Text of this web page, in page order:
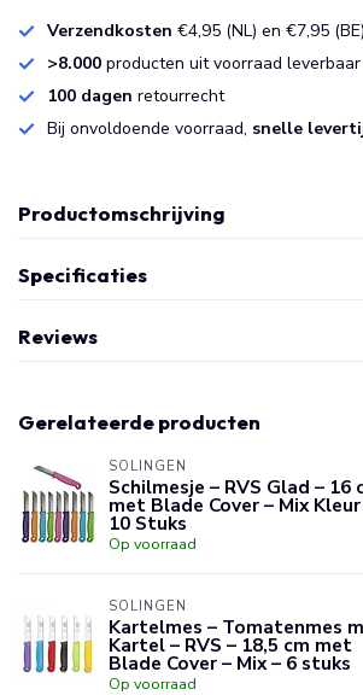
Verzendkosten €4,95 (NL) en €7,95 (BE)
>8.000 producten uit voorraad leverbaar
100 dagen retourrecht
Bij onvoldoende voorraad, snelle
Productomschrijving
Specificaties
Reviews
Gerelateerde producten
SOLINGEN
Schilmesje – RVS Glad – 16
met Blade Cover – Mix
10 Stuks
Op voorraad
SOLINGEN
Kartelmes – Tomatenmes
Kartel – RVS – 18,5 cm met
Blade Cover – Mix – 6 stuks
Op voorraad